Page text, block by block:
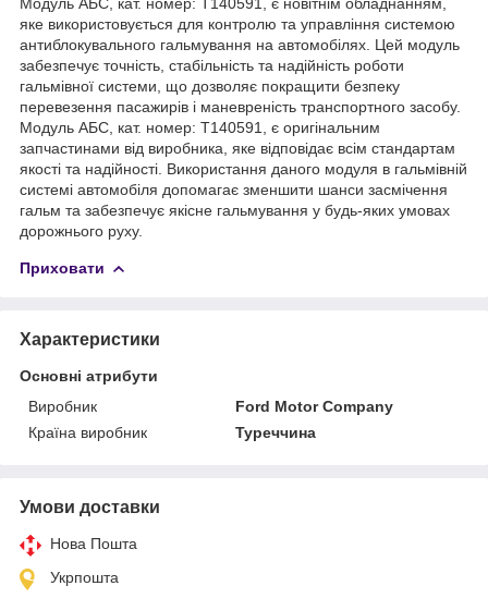
яке використовується для контролю та управління системою
антиблокувального гальмування на автомобілях. Цей модуль
забезпечує точність, стабільність та надійність роботи
гальмівної системи, що дозволяє покращити безпеку
перевезення пасажирів і маневреність транспортного засобу.
Модуль АБС, кат. номер: T140591, є оригінальним
запчастинами від виробника, яке відповідає всім стандартам
якості та надійності. Використання даного модуля в гальмівній
системі автомобіля допомагає зменшити шанси засмічення
гальм та забезпечує якісне гальмування у будь-яких умовах
дорожнього руху.
Приховати
Характеристики
Основні атрибути
Виробник
Ford Motor Company
Країна виробник
Туреччина
Умови доставки
Нова Пошта
Укрпошта